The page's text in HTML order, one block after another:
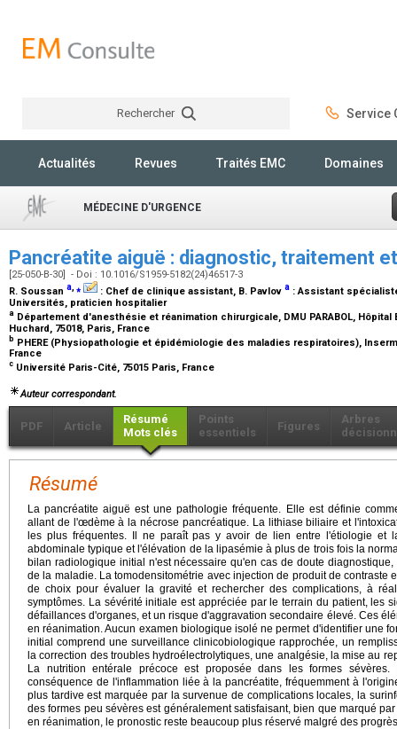
Rechercher Service
Actualités Revues Traités EMC Domaines
MÉDECINE D'URGENCE
Pancréatite aiguë : diagnostic, traitement
[25-050-B-30] - Doi : 10.1016/S1959-5182(24)46517-3
R. Soussan a,⁎ : Chef de clinique assistant, B. Pavlov a :Assistant
Universités, praticien hospitalier
a Département d'anesthésie et réanimation chirurgicale, DMU PARABOL, Hôpital
Huchard, 75018, Paris, France
b PHERE (Physiopathologie et épidémiologie des maladies respiratoires), Inserm
France
c Université Paris-Cité, 75015 Paris, France
Auteur correspondant.
PDF Article
Résumé
Mots clés
Points
essentiels
Figures
Arbres
Résumé
La pancréatite aiguë est une pathologie fréquente. Elle est définie
allant de l'œdème à la nécrose pancréatique. La lithiase biliaire et
les plus fréquentes. Il ne paraît pas y avoir de lien entre l'étiologie et
abdominale typique et l'élévation de la lipasémie à plus de trois fois la
bilan radiologique initial n'est nécessaire qu'en cas de doute
de la maladie. La tomodensitométrie avec injection de produit de contraste
de choix pour évaluer la gravité et rechercher des complications, à
symptômes. La sévérité initiale est appréciée par le terrain du patient, les
défaillances d'organes, et un risque d'aggravation secondaire élevé. Ces
en réanimation. Aucun examen biologique isolé ne permet d'identifier une
initial comprend une surveillance clinicobiologique rapprochée, un
la correction des troubles hydroélectrolytiques, une analgésie, la mise au
La nutrition entérale précoce est proposée dans les formes sévères.
conséquence de l'inflammation liée à la pancréatite, fréquemment à
plus tardive est marquée par la survenue de complications locales, la
des formes peu sévères est généralement satisfaisant, bien que marqué
en réanimation, le pronostic reste beaucoup plus réservé malgré des